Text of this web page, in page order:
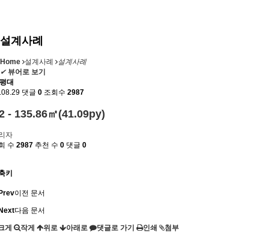
설계사례
Home 설계사례
설계사례
✔ 뷰어로 보기
대
댓글 0 조회수 2987
- 135.86㎡(41.09py)
자
수 2987 추천 수 0 댓글 0
키
이전 문서
다음 문서
게 작게 위로 아래로 댓글로 가기 인쇄 첨부